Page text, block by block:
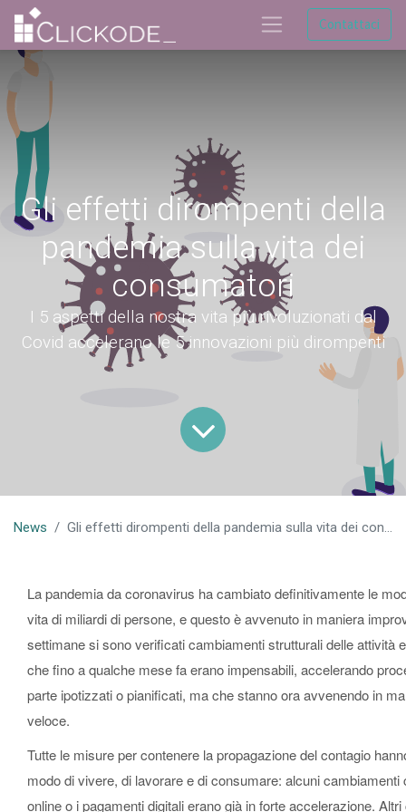
Contattaci
Gli effetti dirompenti della
pandemia sulla vita dei
consumatori
I 5 aspetti della nostra vita più rivoluzionati dal
Covid accelerano le 5 innovazioni più dirompenti
News Gli effetti dirompenti della pandemia sulla vita dei consumatori
La pandemia da coronavirus ha cambiato definitivamente le
vita di miliardi di persone, e questo è avvenuto in maniera
settimane si sono verificati cambiamenti strutturali delle attività
che fino a qualche mese fa erano impensabili, accelerando
parte ipotizzati o pianificati, ma che stanno ora avvenendo in
veloce.
Tutte le misure per contenere la propagazione del contagio
modo di vivere, di lavorare e di consumare: alcuni cambiamenti
online o i pagamenti digitali erano già in forte accelerazione.